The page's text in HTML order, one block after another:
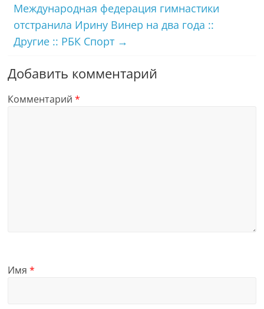
Международная федерация гимнастики
отстранила Ирину Винер на два года ::
Другие :: РБК Спорт →
Добавить комментарий
Комментарий*
Имя*